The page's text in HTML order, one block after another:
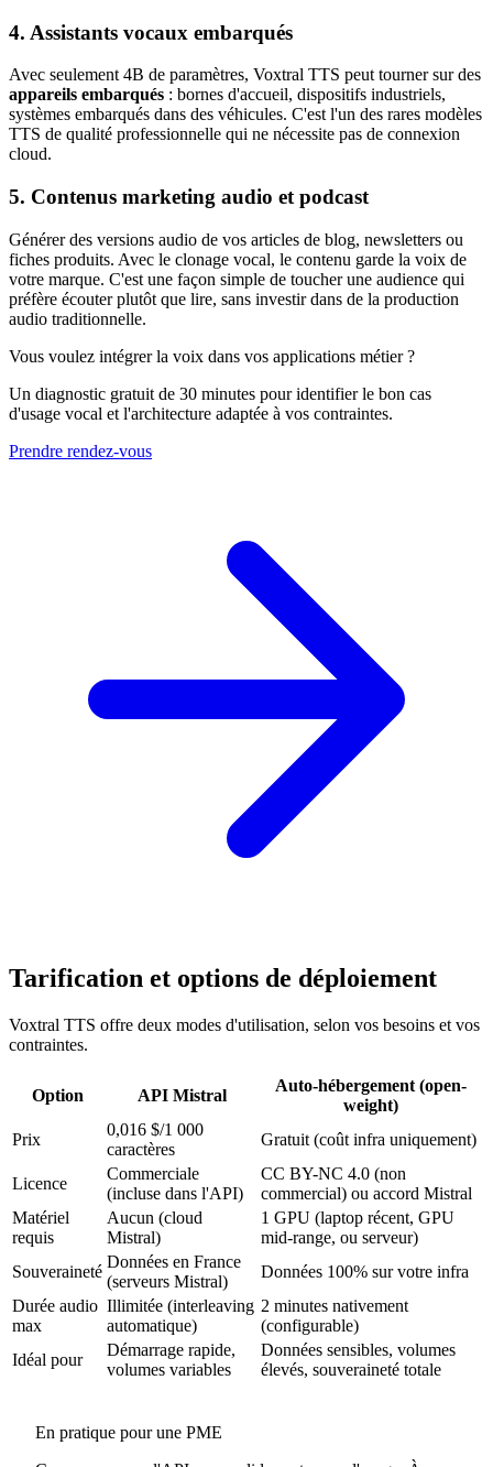
4. Assistants vocaux embarqués
Avec seulement 4B de paramètres, Voxtral TTS peut tourner sur des
appareils embarqués : bornes d'accueil, dispositifs industriels,
systèmes embarqués dans des véhicules. C'est l'un des rares modèles
TTS de qualité professionnelle qui ne nécessite pas de connexion
cloud.
5. Contenus marketing audio et podcast
Générer des versions audio de vos articles de blog, newsletters ou
fiches produits. Avec le clonage vocal, le contenu garde la voix de
votre marque. C'est une façon simple de toucher une audience qui
préfère écouter plutôt que lire, sans investir dans de la production
audio traditionnelle.
Vous voulez intégrer la voix dans vos applications métier ?
Un diagnostic gratuit de 30 minutes pour identifier le bon cas
d'usage vocal et l'architecture adaptée à vos contraintes.
Prendre rendez-vous
Tarification et options de déploiement
Voxtral TTS offre deux modes d'utilisation, selon vos besoins et vos
contraintes.
Option API Mistral
Auto-hébergement (open-
weight)
Prix
0,016 $/1 000
caractères
Gratuit (coût infra uniquement)
Licence
Commerciale
(incluse dans l'API)
CC BY-NC 4.0 (non
commercial) ou accord Mistral
Matériel
requis
Aucun (cloud
Mistral)
1 GPU (laptop récent, GPU
mid-range, ou serveur)
Souveraineté
Données en France
(serveurs Mistral)
Données 100% sur votre infra
Durée audio
max
Illimitée (interleaving
automatique)
2 minutes nativement
(configurable)
Idéal pour
Démarrage rapide,
volumes variables
Données sensibles, volumes
élevés, souveraineté totale
En pratique pour une PME